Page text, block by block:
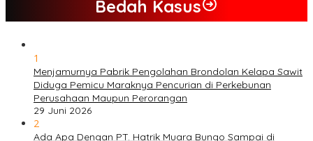
Bedah Kasus
1
Menjamurnya Pabrik Pengolahan Brondolan Kelapa Sawit
Diduga Pemicu Maraknya Pencurian di Perkebunan
Perusahaan Maupun Perorangan
29 Juni 2026
2
Ada Apa Dengan PT. Hatrik Muara Bungo Sampai di